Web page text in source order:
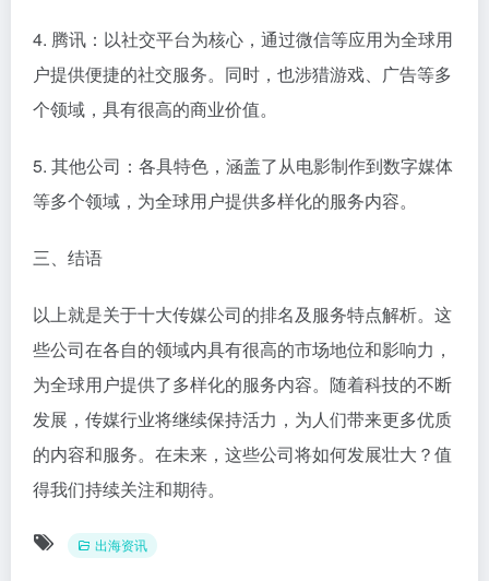
4. 腾讯：以社交平台为核心，通过微信等应用为全球用
户提供便捷的社交服务。同时，也涉猎游戏、广告等多
个领域，具有很高的商业价值。
5. 其他公司：各具特色，涵盖了从电影制作到数字媒体
等多个领域，为全球用户提供多样化的服务内容。
三、结语
以上就是关于十大传媒公司的排名及服务特点解析。这
些公司在各自的领域内具有很高的市场地位和影响力，
为全球用户提供了多样化的服务内容。随着科技的不断
发展，传媒行业将继续保持活力，为人们带来更多优质
的内容和服务。在未来，这些公司将如何发展壮大？值
得我们持续关注和期待。
出海资讯